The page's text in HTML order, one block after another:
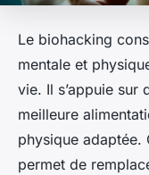
Le biohacking
mentale et
vie. Il s’appuie sur
meilleure
physique adaptée.
permet de